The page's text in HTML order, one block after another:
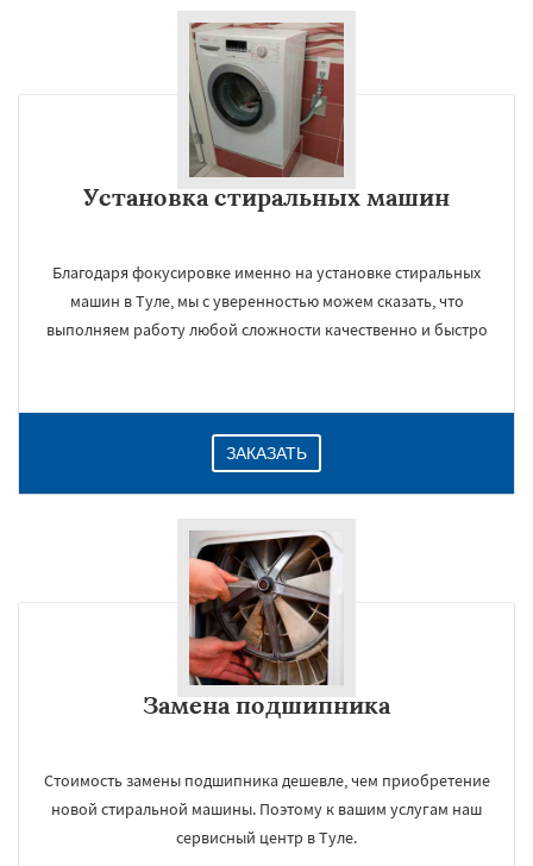
Установка стиральных машин
Благодаря фокусировке именно на установке стиральных
машин в Туле, мы с уверенностью можем сказать, что
выполняем работу любой сложности качественно и быстро
ЗАКАЗАТЬ
Замена подшипника
Стоимость замены подшипника дешевле, чем приобретение
новой стиральной машины. Поэтому к вашим услугам наш
сервисный центр в Туле.
Даю согласие на обработку персональных данных